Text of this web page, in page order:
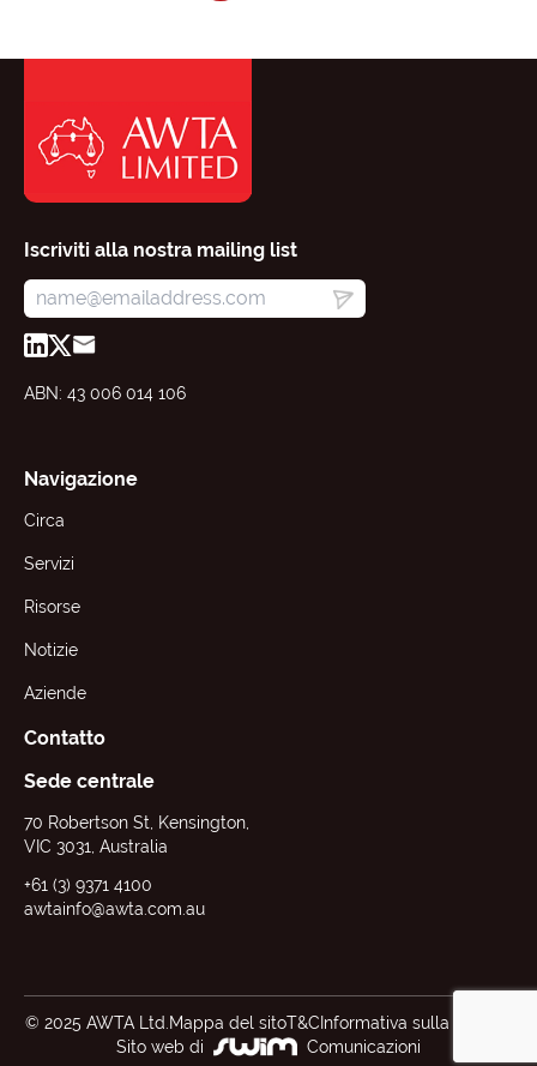
Iscriviti alla nostra mailing list
ABN: 43 006 014 106
Navigazione
Circa
Servizi
Risorse
Notizie
Aziende
Contatto
Sede centrale
70 Robertson St, Kensington,
VIC 3031, Australia
+61 (3) 9371 4100
awtainfo@awta.com.au
© 2025 AWTA Ltd. Mappa del sitoT&C Informativa sulla privacy
Sito web di
Comunicazioni